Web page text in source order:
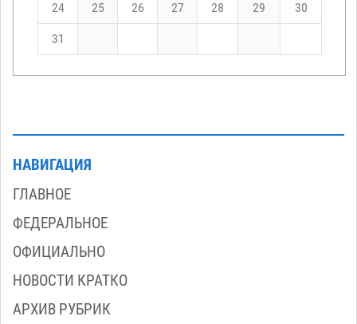
24 25 26 27 28 29 30
31
НАВИГАЦИЯ
ГЛАВНОЕ
ФЕДЕРАЛЬНОЕ
ОФИЦИАЛЬНО
НОВОСТИ КРАТКО
АРХИВ РУБРИК